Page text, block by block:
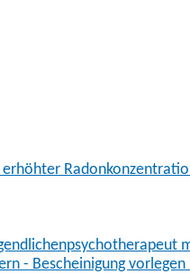
- Bescheinigung vorlegen